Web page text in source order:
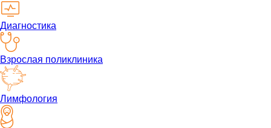
Диагностика
Взрослая поликлиника
Лимфология